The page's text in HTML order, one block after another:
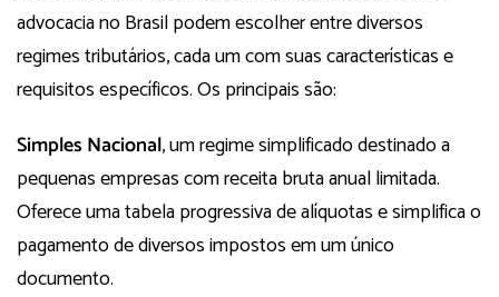
advocacia no Brasil podem escolher entre diversos
regimes tributários, cada um com suas características e
requisitos específicos. Os principais são:
Simples Nacional, um regime simplificado destinado a
pequenas empresas com receita bruta anual limitada.
Oferece uma tabela progressiva de alíquotas e simplifica o
pagamento de diversos impostos em um único
documento.